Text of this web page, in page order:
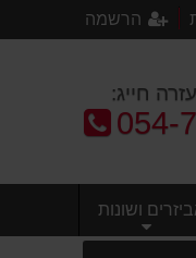
הרשמה
חייג:
054-
ושונות